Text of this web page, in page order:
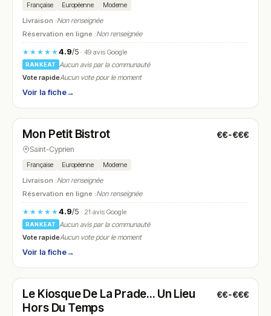
Française Européenne Moderne
Livraison :Non renseignée
Réservation en ligne :Non renseignée
★★★★★4.9/5· 49 avis Google
RANKEAT
Aucun avis par la communauté
Vote rapideAucun vote pour le moment
Voir la fiche→
N° 9
Mon Petit Bistrot €€-€€€
Saint-Cyprien
Française Européenne Moderne
Livraison :Non renseignée
Réservation en ligne :Non renseignée
★★★★★4.9/5· 21 avis Google
RANKEAT
Aucun avis par la communauté
Vote rapideAucun vote pour le moment
Voir la fiche→
N° 10
Le Kiosque De La Prade… Un Lieu
Hors Du Temps
€€-€€€